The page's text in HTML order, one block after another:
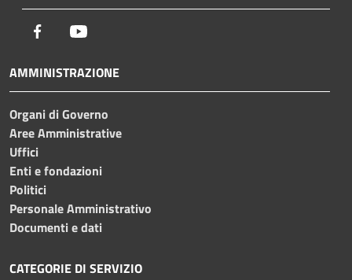
Facebook
AMMINISTRAZIONE
Organi di Governo
Aree Amministrative
Uffici
Enti e fondazioni
Politici
Personale Amministrativo
Documenti e dati
CATEGORIE DI SERVIZIO